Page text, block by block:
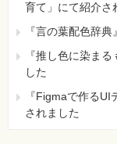
育て」にて紹介さ
『言の葉配色辞
『推し色に染ま
した
『Figmaで作る
されました